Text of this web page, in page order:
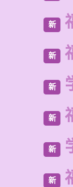
新
新
新
新
新
新